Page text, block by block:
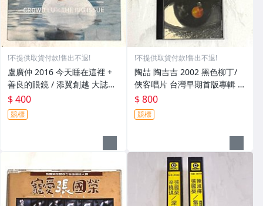
!不提供取貨付款!售出不退!
盧廣仲 2016 今天睡在這裡 +
善良的眼鏡 / 添翼創越 大誌雜
誌 台灣版 兩首歌 限量宣傳單
曲 CD
$ 400
競標
!不提供取貨付款!售出不退!
陶喆 陶吉吉 2002 黑色柳丁/
俠客唱片 台灣早期首版專輯 C
D / 附歌詞 好樂迪新歌練唱劵
回函卡
$ 800
競標